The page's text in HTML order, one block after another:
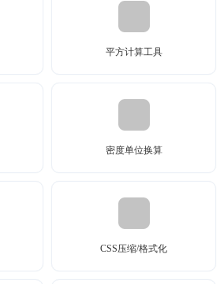
平方计算工具
密度单位换算
CSS压缩/格式化